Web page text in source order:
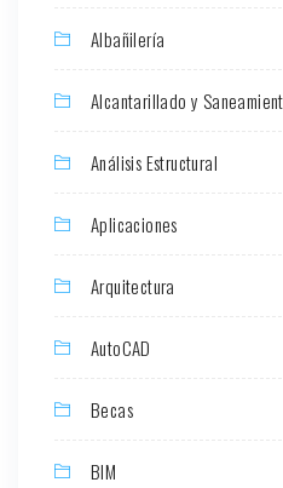
Albañilería
Alcantarillado y
Análisis Estructural
Aplicaciones
Arquitectura
AutoCAD
Becas
BIM